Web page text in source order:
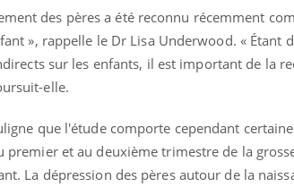
des pères a été reconnu récemment
», rappelle le Dr Lisa Underwood. « Étant
sur les enfants, il est important de la
elle.
que l'étude comporte cependant
premier et au deuxième trimestre de la
La dépression des pères autour de la